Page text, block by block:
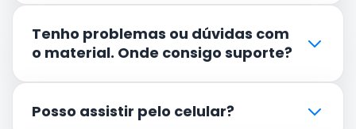
Tenho problemas ou dúvidas com
o material. Onde consigo suporte?
Posso assistir pelo celular?